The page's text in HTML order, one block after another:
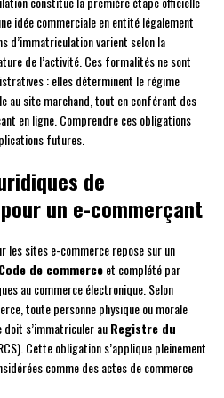
idée commerciale en entité légalement
d’immatriculation varient selon la
de l’activité. Ces formalités ne sont
: elles déterminent le régime
au site marchand, tout en conférant des
en ligne. Comprendre ces obligations
futures.
de
un e-commerçant
les sites e-commerce repose sur un
Code de commerceet complété par
au commerce électronique. Selon
toute personne physique ou morale
s’immatriculer auRegistre du
Cette obligation s’applique pleinement
comme des actes de commerce